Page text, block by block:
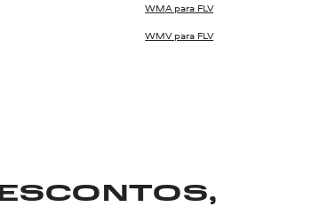
WMA para FLV
WMV para FLV